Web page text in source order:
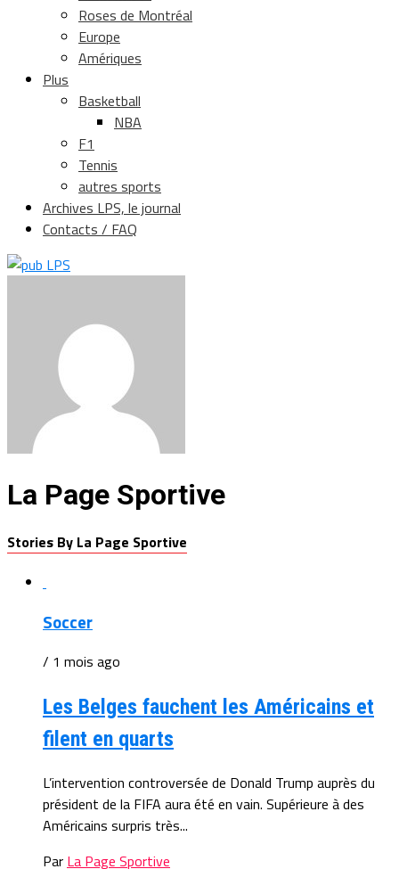
Roses de Montréal
Europe
Amériques
Plus
Basketball
NBA
F1
Tennis
autres sports
Archives LPS, le journal
Contacts / FAQ
La Page Sportive
Stories By La Page Sportive
Soccer
/ 1 mois ago
Les Belges fauchent les Américains et
filent en quarts
L’intervention controversée de Donald Trump auprès du
président de la FIFA aura été en vain. Supérieure à des
Américains surpris très...
Par La Page Sportive